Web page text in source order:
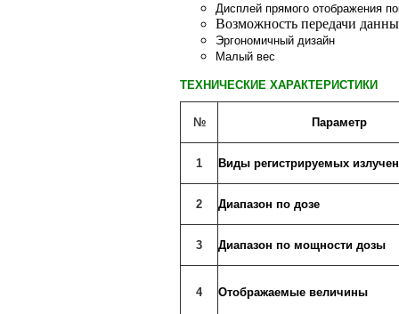
Дисплей прямого отображения
Возможность передачи
Эргономичный дизайн
Малый вес
ТЕХНИЧЕСКИЕ ХАРАКТЕРИСТИКИ
№ Параметр
1 Виды регистрируемых
2 Диапазон по дозе
3 Диапазон по мощности дозы
4 Отображаемые величины